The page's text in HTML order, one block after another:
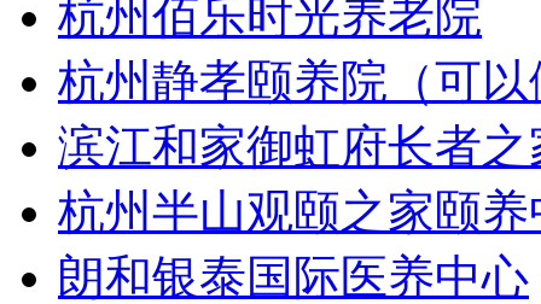
杭州佰乐时光养老院
杭州静孝颐养院（可
滨江和家御虹府长者之
杭州半山观颐之家颐养
朗和银泰国际医养中心